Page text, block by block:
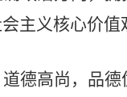
主义核心价值
道德高尚，品